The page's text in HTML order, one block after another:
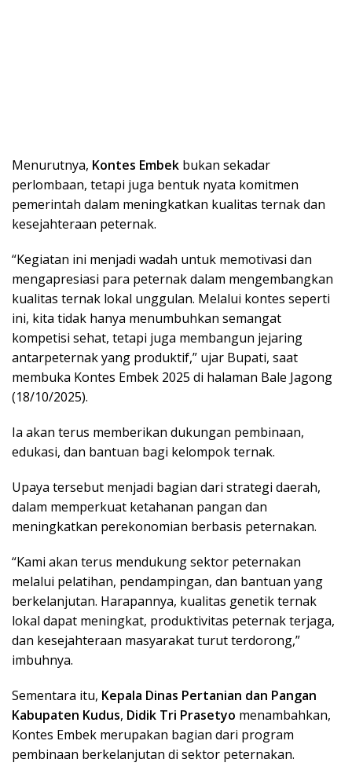
Menurutnya, Kontes Embek bukan sekadar
perlombaan, tetapi juga bentuk nyata komitmen
pemerintah dalam meningkatkan kualitas ternak dan
kesejahteraan peternak.
“Kegiatan ini menjadi wadah untuk memotivasi dan
mengapresiasi para peternak dalam mengembangkan
kualitas ternak lokal unggulan. Melalui kontes seperti
ini, kita tidak hanya menumbuhkan semangat
kompetisi sehat, tetapi juga membangun jejaring
antarpeternak yang produktif,” ujar Bupati, saat
membuka Kontes Embek 2025 di halaman Bale Jagong
(18/10/2025).
Ia akan terus memberikan dukungan pembinaan,
edukasi, dan bantuan bagi kelompok ternak.
Upaya tersebut menjadi bagian dari strategi daerah,
dalam memperkuat ketahanan pangan dan
meningkatkan perekonomian berbasis peternakan.
“Kami akan terus mendukung sektor peternakan
melalui pelatihan, pendampingan, dan bantuan yang
berkelanjutan. Harapannya, kualitas genetik ternak
lokal dapat meningkat, produktivitas peternak terjaga,
dan kesejahteraan masyarakat turut terdorong,”
imbuhnya.
Sementara itu, Kepala Dinas Pertanian dan Pangan
Kabupaten Kudus, Didik Tri Prasetyo menambahkan,
Kontes Embek merupakan bagian dari program
pembinaan berkelanjutan di sektor peternakan.